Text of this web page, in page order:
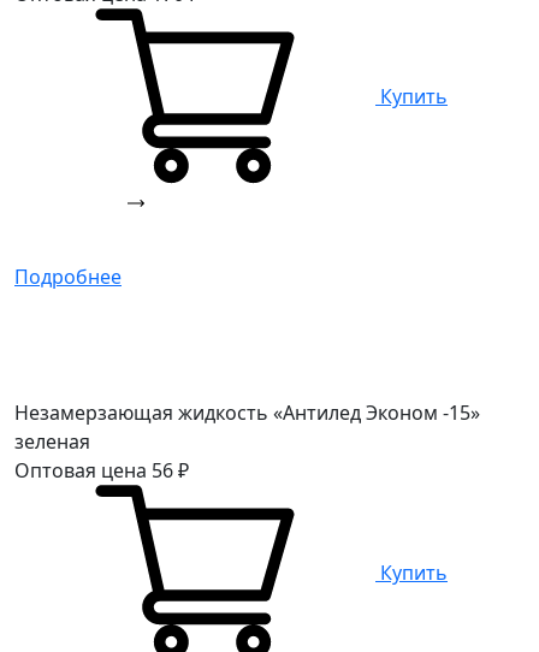
Купить
Подробнее
Незамерзающая жидкость «Антилед Эконом -15»
зеленая
Оптовая цена 56₽
Купить